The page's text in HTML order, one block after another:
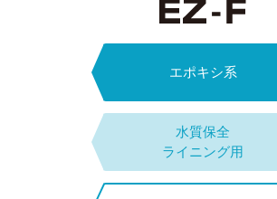
ビニル
エステル系
エポキシ系
水質保全
ライニング用
エポキシ樹脂2回塗り【耐有機酸仕様】
下水道事業団C種適合
ES C工法
補強材１プライ積層＋エポキシ樹脂2回塗り
下水道事業団C種適合
ESY C工法
文部科学省建築改修工事標
エポキシ+